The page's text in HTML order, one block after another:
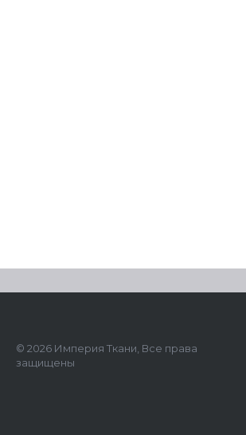
© 2026 Империя Ткани, Все права
защищены